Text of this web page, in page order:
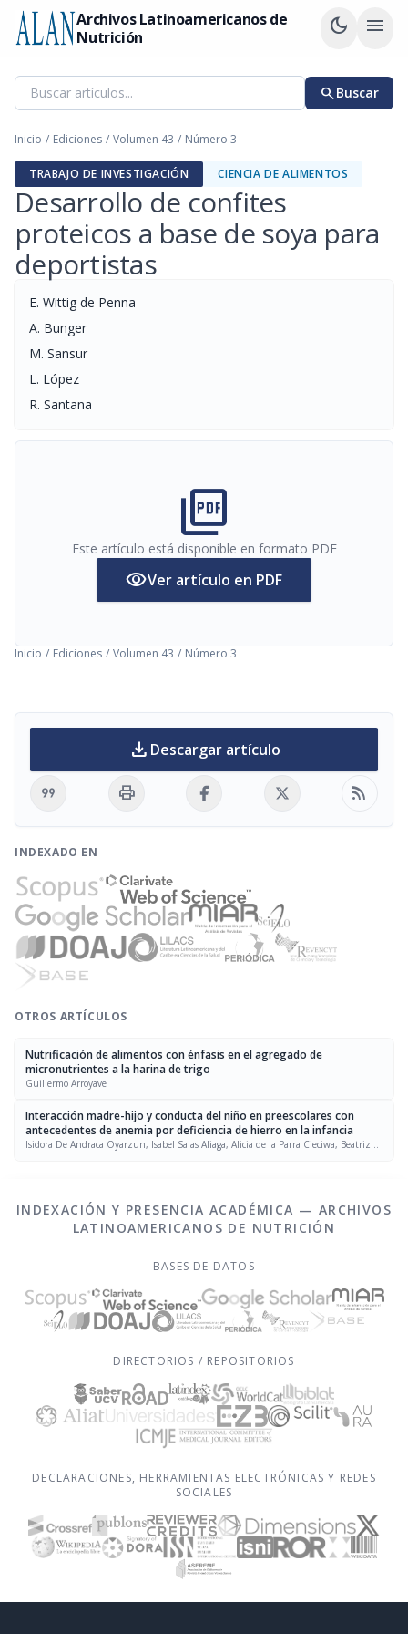
Archivos Latinoamericanos de
Nutrición
dark_mode menu
searchBuscar
Inicio / Ediciones / Volumen 43 / Número 3
TRABAJO DE INVESTIGACIÓN CIENCIA DE ALIMENTOS
Desarrollo de confites
proteicos a base de soya para
deportistas
E. Wittig de Penna
A. Bunger
M. Sansur
L. López
R. Santana
picture_as_pdf
Este artículo está disponible en formato PDF
visibilityVer artículo en PDF
Inicio / Ediciones / Volumen 43 / Número 3
download Descargar artículo
format_quote print rss_feed
INDEXADO EN
OTROS ARTÍCULOS
Nutrificación de alimentos con énfasis en el agregado de
micronutrientes a la harina de trigo
Guillermo Arroyave
Interacción madre-hijo y conducta del niño en preescolares con
antecedentes de anemia por deficiencia de hierro en la infancia
Isidora De Andraca Oyarzun, Isabel Salas Aliaga, Alicia de la Parra Cieciwa, Beatriz
INDEXACIÓN Y PRESENCIA ACADÉMICA — ARCHIVOS
LATINOAMERICANOS DE NUTRICIÓN
BASES DE DATOS
DIRECTORIOS / REPOSITORIOS
DECLARACIONES, HERRAMIENTAS ELECTRÓNICAS Y REDES
SOCIALES